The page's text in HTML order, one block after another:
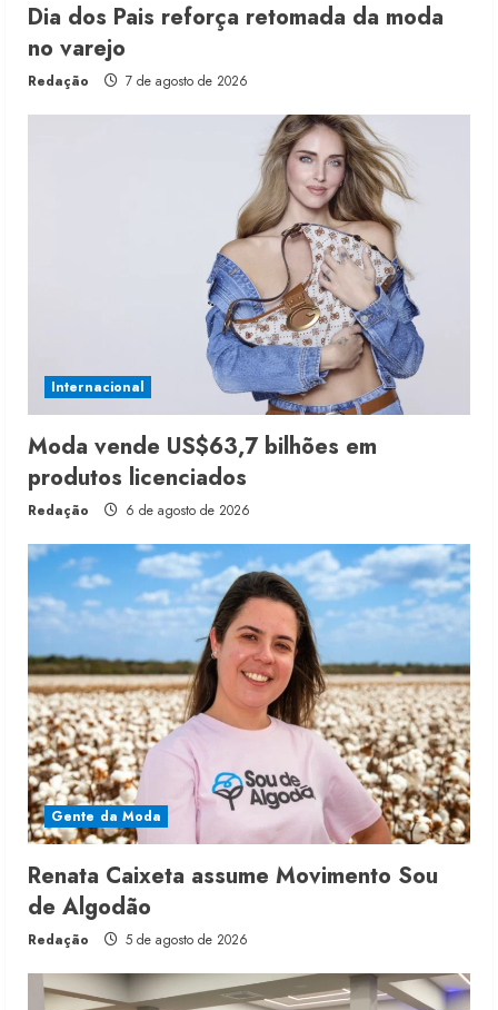
Dia dos Pais reforça retomada da moda
no varejo
Redação 7 de agosto de 2026
Internacional
Moda vende US$63,7 bilhões em
produtos licenciados
Redação 6 de agosto de 2026
Gente da Moda
Renata Caixeta assume Movimento Sou
de Algodão
Redação 5 de agosto de 2026